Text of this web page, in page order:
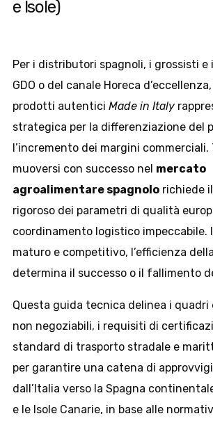
e Isole)
Per i distributori spagnoli, i grossisti e
GDO o del canale Horeca
prodotti autentici Made in Italy
strategica per la differenziazione del
l’incremento dei margini
muoversi con successo nel mercato
agroalimentare spagnolo richiede
rigoroso dei parametri di qualità
coordinamento logistico impeccabile.
maturo e competitivo, l’efficienza della
determina il successo o il fallimento
Questa guida tecnica delinea i
non negoziabili, i requisiti di
standard di trasporto stradale e
per garantire una catena di
dall’Italia verso la Spagna
e le Isole Canarie, in base alle